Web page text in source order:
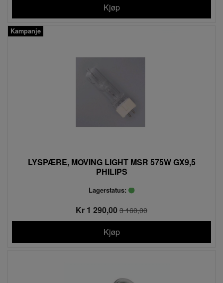
Kjøp
Kampanje
LYSPÆRE, MOVING LIGHT MSR 575W GX9,5
PHILIPS
Lagerstatus:
Kr 1 290,003 160,00
Kjøp